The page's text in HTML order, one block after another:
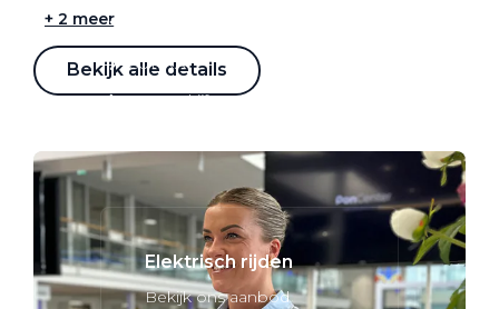
CUPRA
VW Bedrijfswagens
Elektrisch rijden
Bekijk ons aanbod
+ 2 meer
Bekijk alle details